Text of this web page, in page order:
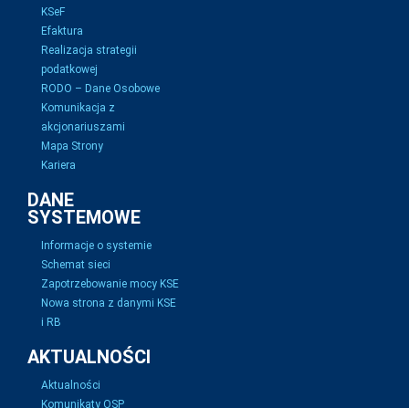
KSeF
Efaktura
Realizacja strategii
podatkowej
RODO – Dane Osobowe
Komunikacja z
akcjonariuszami
Mapa Strony
Kariera
DANE
SYSTEMOWE
Informacje o systemie
Schemat sieci
Zapotrzebowanie mocy KSE
Nowa strona z danymi KSE
i RB
AKTUALNOŚCI
Aktualności
Komunikaty OSP